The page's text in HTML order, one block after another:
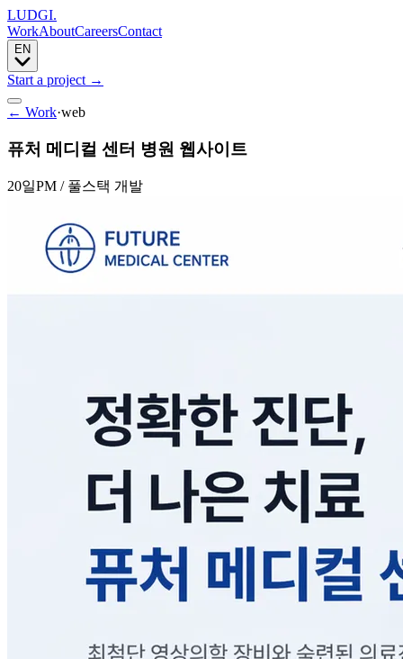
LUDGI.
WorkAboutCareersContact
EN
Start a project →
← Work·web
퓨처 메디컬 센터 병원 웹사이트
20일PM / 풀스택 개발